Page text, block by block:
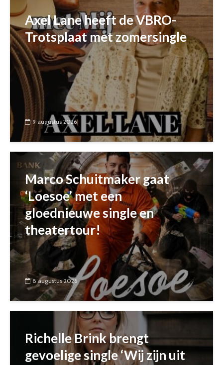
Axel Lane heeft de VBRO-
Trotsplaat met zomersingle
9 augustus 2026
Marco Schuitmaker gaat
‘Loesoe’ met een
gloednieuwe single en
theatertour!
8 augustus 2026
Richelle Brink brengt
gevoelige single ‘Wij zijn uit